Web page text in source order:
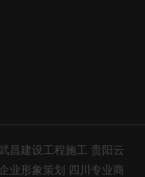
昌建设工程施工 贵阳云
企业形象策划 四川专业商